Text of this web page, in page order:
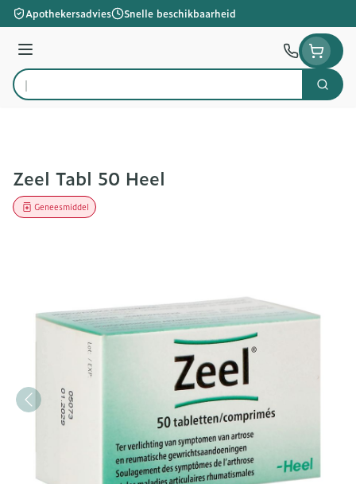
Ga naar de inhoud
Apothekersadvies Snelle beschikbaarheid
Menu
Product, merk, categorie...
Zoek
Zeel Tabl 50 Heel
Geneesmiddel